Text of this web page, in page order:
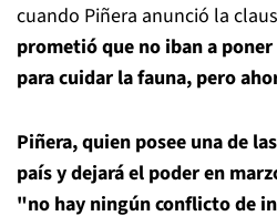
cuando Piñera anunció la
prometió que no iban a
para cuidar la fauna, pero
Piñera, quien posee una de
país y dejará el poder en
"no hay ningún conflicto de